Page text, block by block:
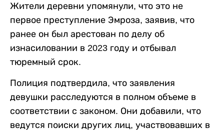
Жители деревни упомянули, что это не
первое преступление Эмроза, заявив, что
ранее он был арестован по делу об
изнасиловании в 2023 году и отбывал
тюремный срок.
Полиция подтвердила, что заявления
девушки расследуются в полном объеме в
соответствии с законом. Они добавили, что
ведутся поиски других лиц, участвовавших в